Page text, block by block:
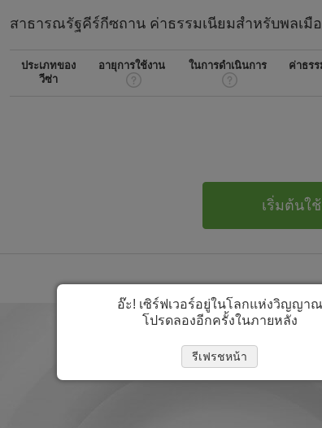
สาธารณรัฐคีร์กีซถาน ค่าธรรมเนียมสำหรับพลเมื
ประเภทของ
วีซ่า
อายุการใช้งาน ในการดำเนินการ
ค่าธร
เริ่มต้นใ
อ๊ะ! เซิร์ฟเวอร์อยู่ในโลกแห่งวิญญาณ
โปรดลองอีกครั้งในภายหลัง
รีเฟรชหน้า